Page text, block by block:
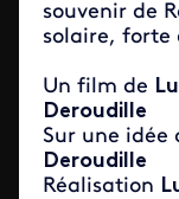
souvenir de
solaire, forte
Un film de
Deroudille
Sur une idée
Deroudille
Réalisation